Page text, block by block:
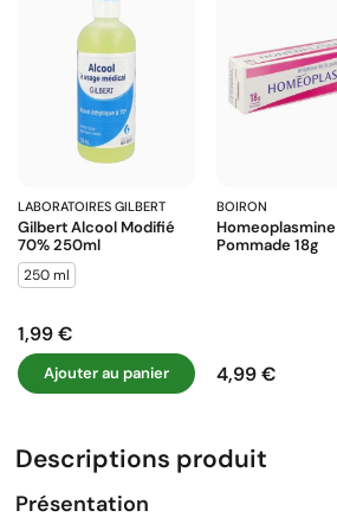
LABORATOIRES GILBERT
Gilbert Alcool Modifié
70% 250ml
250 ml
Prix
1,99 €
Ajouter au panier
BOIRON
Homeoplasmine
Pommade 18g
Prix
4,99 €
Descriptions produit
Présentation